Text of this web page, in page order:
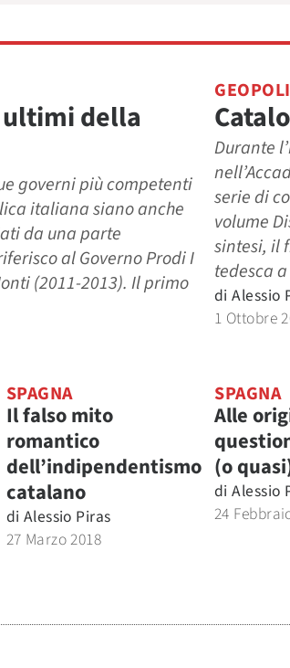
della
governi più competenti
italiana siano anche
da una parte
al Governo Prodi I
(2011-2013). Il primo
Durante
serie di
volume
sintesi, il
tedesca
di Alessio
1 Ottobre
SPAGNA
Il falso mito
romantico
dell’indipendentismo
catalano
di Alessio Piras
27 Marzo 2018
SPAGNA
Alle
(o
di Alessio
24